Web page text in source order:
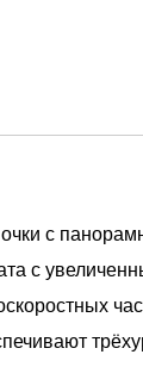
с
с